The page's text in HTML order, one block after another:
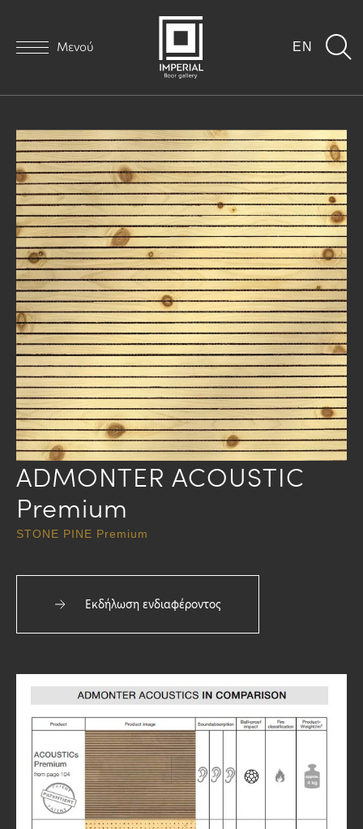
Μενού EN
ADMONTER ACOUSTIC
Premium
STONE PINE Premium
Εκδήλωση ενδιαφέροντος